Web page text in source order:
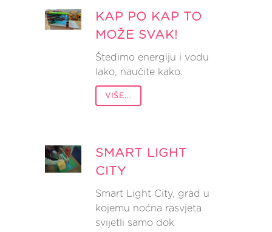
KAP PO KAP TO
MOŽE SVAK!
Štedimo energiju i vodu
lako, naučite kako.
VIŠE...
SMART LIGHT
CITY
Smart Light City, grad u
kojemu noćna rasvjeta
svijetli samo dok